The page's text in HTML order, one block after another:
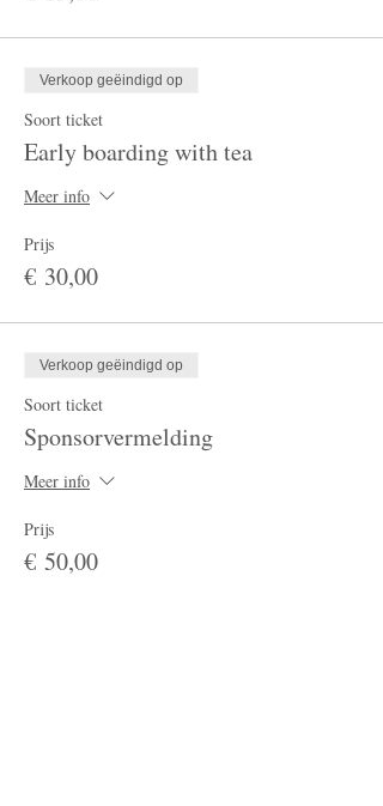
Verkoop geëindigd op
Soort ticket
Early boarding with tea
Meer info
Prijs
€ 30,00
Verkoop geëindigd op
Soort ticket
Sponsorvermelding
Meer info
Prijs
€ 50,00